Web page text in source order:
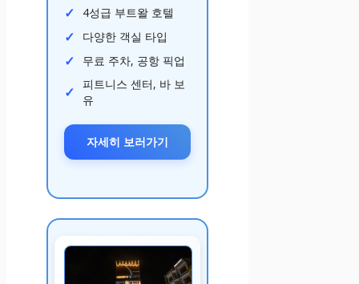
4성급 부트왈 호텔
다양한 객실 타입
무료 주차, 공항 픽업
피트니스 센터, 바 보
유
자세히 보러가기